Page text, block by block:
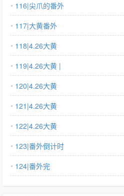
116|尖爪的番外
117|大黄番外
118|4.26大黄
119|4.26大黄 |
120|4.26大黄
121|4.26大黄
122|4.26大黄
123|番外倒计时
124|番外完